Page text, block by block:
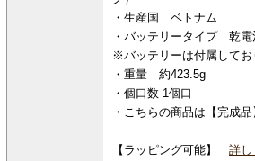
・生産国 ベトナム
・バッテリータイプ 乾電
※バッテリーは付属してお
・重量 約423.5g
・個口数 1個口
・こちらの商品は【完成品
【ラッピング可能】 詳し